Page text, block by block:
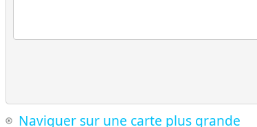
Naviguer sur une carte plus grande